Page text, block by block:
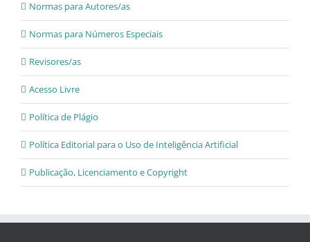
Normas para Autores/as
Normas para Números Especiais
Revisores/as
Acesso Livre
Política de Plágio
Política Editorial para o Uso de Inteligência Artificial
Publicação, Licenciamento e Copyright